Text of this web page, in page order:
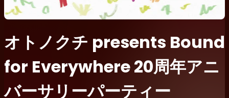
オトノクチ presents Bound
for Everywhere 20周年アニ
バーサリーパーティー